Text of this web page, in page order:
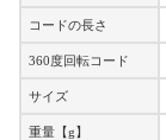
コードの長さ
360度回転コード
サイズ
重量【g】